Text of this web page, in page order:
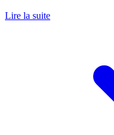
Lire la suite